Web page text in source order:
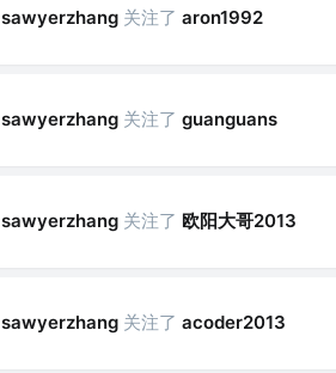
sawyerzhang 关注了 aron1992
sawyerzhang 关注了 guanguans
sawyerzhang 关注了 欧阳大哥2013
sawyerzhang 关注了 acoder2013